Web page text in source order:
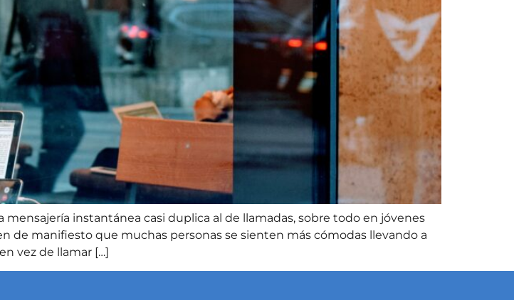
instantánea casi duplica al de llamadas, sobre todo en jóvenes
de manifiesto que muchas personas se sienten más cómodas llevando a
vez de llamar […]